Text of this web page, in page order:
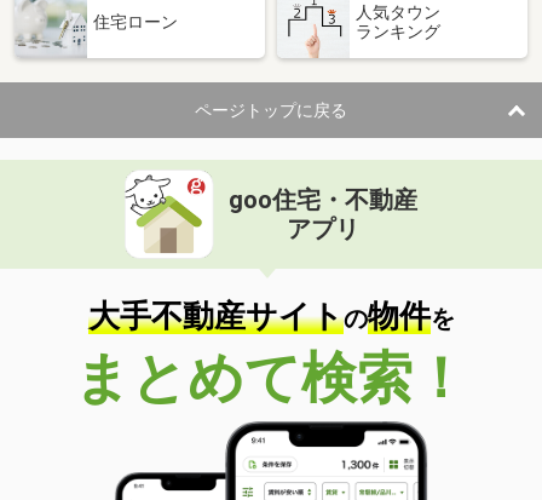
住宅ローン
人気タウン
ランキング
ページトップに戻る
goo住宅・不動産
アプリ
大手不動産サイトの物件を
まとめて検索！